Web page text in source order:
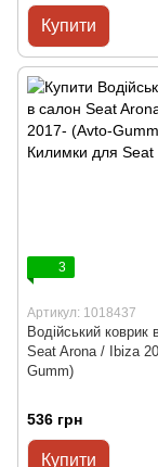
Купити
3
Артикул: 1018437
Водійський коврик
Seat Arona / Ibiza
Gumm)
536 грн
Купити